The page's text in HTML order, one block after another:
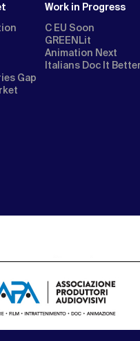
Gap
Work in Progress
C EU Soon
GREENLit
Animation Next
Italians Doc It Better